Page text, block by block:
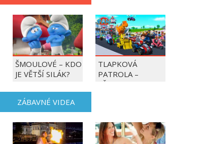
ŠMOULOVÉ – KDO
JE VĚTŠÍ SILÁK?
TLAPKOVÁ
PATROLA –
VŠECHNY TLAPKY
ZÁBAVNÉ VIDEA